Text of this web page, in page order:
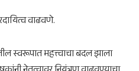
वाढवणे.
स्वरूपात महत्त्वाचा बदल झाला